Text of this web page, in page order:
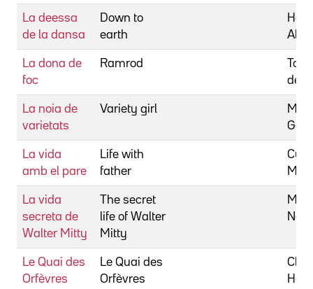
La deessa
de la dansa
Down to
earth
Hall,
La dona de
foc
Ramrod
de
La noia de
varietats
Variety girl
La vida
amb el pare
Life with
father
La vida
secreta de
Walter Mitty
The secret
life of Walter
Mitty
Le Quai des
Orfèvres
Le Quai des
Orfèvres